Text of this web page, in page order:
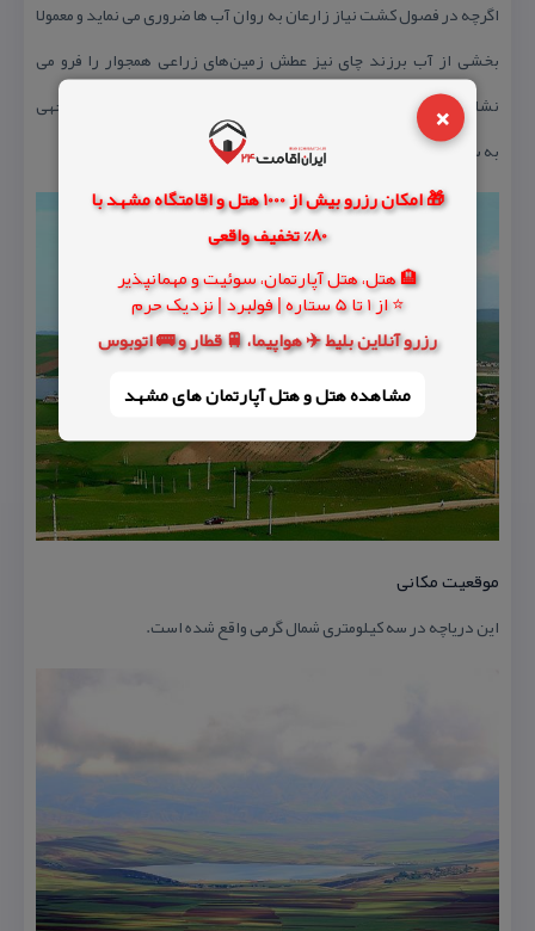
×
🎁 امکان رزرو بیش از 1000 هتل و اقامتگاه مشهد با
80% تخفیف واقعی
🏨 هتل، هتل آپارتمان، سوئیت و مهمانپذیر
⭐ از 1 تا 5 ستاره | فولبرد | نزدیک حرم
رزرو آنلاین بلیط ✈️ هواپیما، 🚆 قطار و 🚌 اتوبوس
مشاهده هتل و هتل‌ آپارتمان های مشهد
اگرچه در فصول كشت نیاز زارعان به روان آب ها ضروری می نماید و معمولا
بخشی از آب برزند چای نیز عطش زمین‌های زراعی همجوار را فرو می
نشاند اما دست های خالی كانال آب آور دریاچه گیلارلو نشان از بی توجهی
به سهم این دریاچه از برزند چای دارد.
موقعیت مكانی
این دریاچه در سه كیلومتری شمال گرمی واقع شده است.